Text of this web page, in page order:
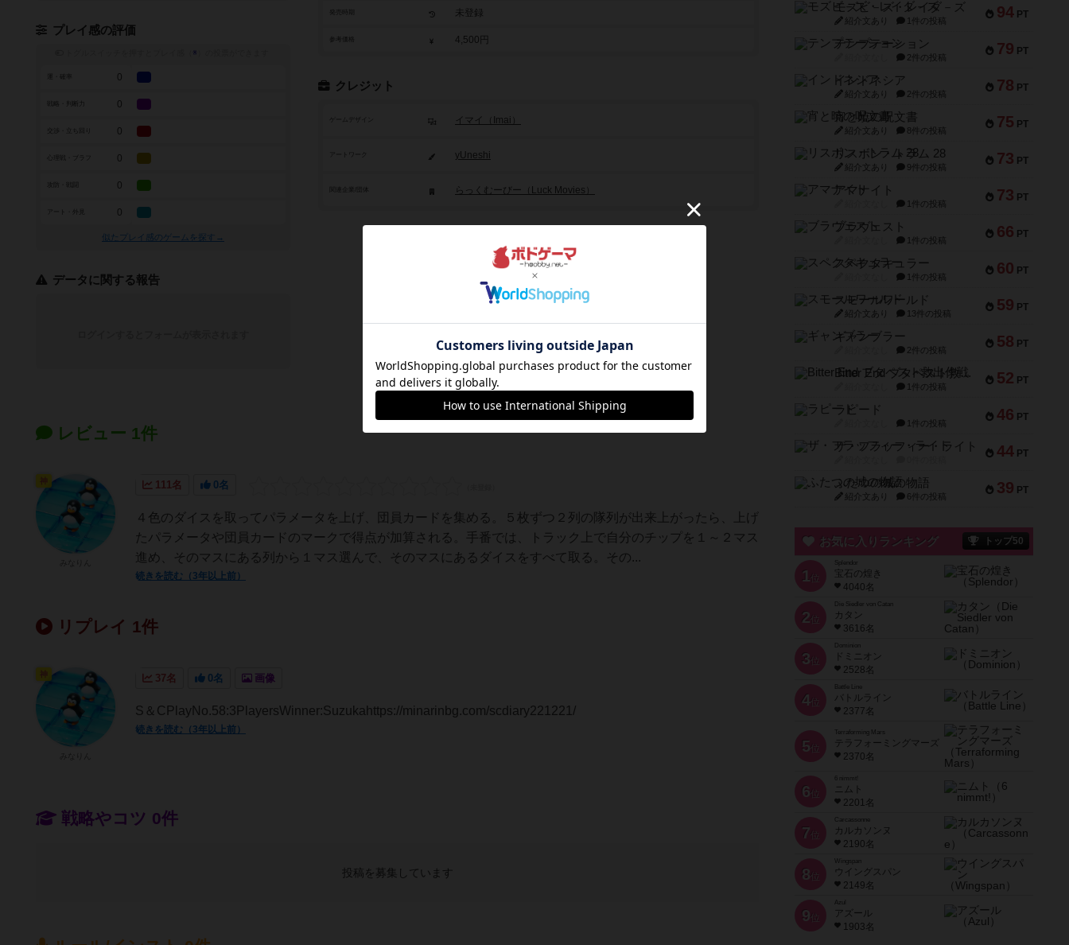
未登録
4,500円
クレジット
イマイ（Imai）
アートワーク yUneshi
らっくむーびー（Luck Movies）
プレイ感の評価
※
0
0
0
0
0
アート・外見 0
似たプレイ感のゲームを探す→
データに関する報告
レビュー 1件
111名 0名
４色のダイスを取ってパラメータを上げ、団員カードを集める。５枚ずつ２列の隊列が出来上がったら、上げ
たパラメータや団員カードのマークで得点が加算される。手番では、トラック上で自分のチップを１～２マス
進め、そのマスにある列から１マス選んで、そのマスにあるダイスをすべて取る。その...
続きを読む（3年以上前）
リプレイ 1件
37名 0名 画像
S＆CPlayNo.58:3PlayersWinner:Suzukahttps://minarinbg.com/scdiary221221/
続きを読む（3年以上前）
戦略やコツ 0件
投稿を募集しています
94 PT
モズビ－ズ・レイダ－ズ
紹介文あり 1件の投稿
79 PT
テンプテーション
2件の投稿
78 PT
インドネシア
紹介文あり 2件の投稿
75 PT
宵と暁の呪文書
紹介文あり 8件の投稿
73 PT
リスボン・トラム 28
紹介文あり 9件の投稿
73 PT
アマナイト
1件の投稿
66 PT
ブラヴェスト
1件の投稿
60 PT
スペクタキュラー
1件の投稿
59 PT
スモールワールド
紹介文あり 13件の投稿
58 PT
ギャンブラー
2件の投稿
52 PT
Bitter End ブタペスト救出作戦
1件の投稿
46 PT
ラピード
1件の投稿
44 PT
ザ・フラッフィー・ライト
39 PT
ふたつの城の物語
紹介文あり 6件の投稿
お気に入りランキング トップ50
1 位
宝石の煌き
4040名
2 位
Die Siedler von Catan
カタン
3616名
3 位
ドミニオン
2528名
4位
Battle Line
バトルライン
2377名
5 位
Terraforming Mars
テラフォーミングマーズ
2370名
6 位
ニムト
2201名
7 位
Carcassonne
カルカソンヌ
2190名
8 位
Wingspan
ウイングスパン
2149名
9 位
Azul
アズール
1903名